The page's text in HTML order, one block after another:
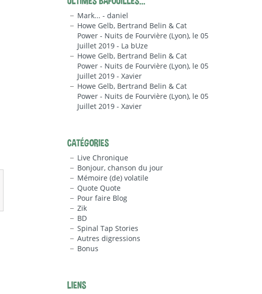
Mark... - daniel
Howe Gelb, Bertrand Belin & Cat
Power - Nuits de Fourvière (Lyon), le 05
Juillet 2019 - La bUze
Howe Gelb, Bertrand Belin & Cat
Power - Nuits de Fourvière (Lyon), le 05
Juillet 2019 - Xavier
Howe Gelb, Bertrand Belin & Cat
Power - Nuits de Fourvière (Lyon), le 05
Juillet 2019 - Xavier
CATÉGORIES
Live Chronique
Bonjour, chanson du jour
Mémoire (de) volatile
Quote Quote
Pour faire Blog
Zik
BD
Spinal Tap Stories
Autres digressions
Bonus
LIENS